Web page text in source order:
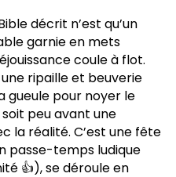
décrit n’est qu’un
garnie en mets
coule à flot.
ripaille et beuverie
gueule pour noyer le
peu avant une
la réalité. C’est une fête
passe-temps ludique
👍), se déroule en